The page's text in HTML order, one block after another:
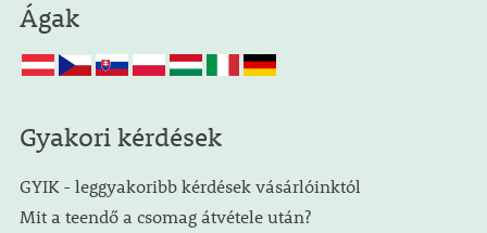
Ágak
Gyakori kérdések
GYIK - leggyakoribb kérdések vásárlóinktól
Mit a teendő a csomag átvétele után?